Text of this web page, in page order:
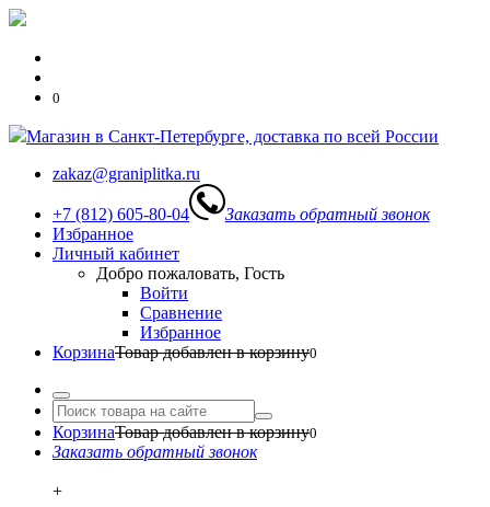
0
Магазин в Санкт-Петербурге, доставка по всей России
zakaz@graniplitka.ru
+7 (812) 605-80-04
Заказать обратный звонок
Избранное
Личный кабинет
Добро пожаловать, Гость
Войти
Сравнение
Избранное
КорзинаТовар добавлен в корзину0
КорзинаТовар добавлен в корзину0
Заказать обратный звонок
+